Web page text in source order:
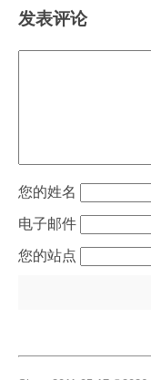
发表评论
姓名
电子邮件
站点